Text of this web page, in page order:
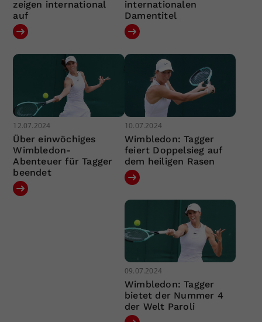
zeigen international
auf
internationalen
Damentitel
12.07.2024
Über einwöchiges
Wimbledon-
Abenteuer für Tagger
beendet
10.07.2024
Wimbledon: Tagger
feiert Doppelsieg auf
dem heiligen Rasen
09.07.2024
Wimbledon: Tagger
bietet der Nummer 4
der Welt Paroli